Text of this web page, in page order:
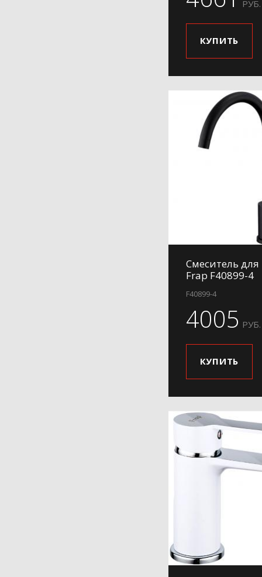
РУБ.
КУПИТЬ
Смеситель для
Frap F40899-4
F40899-4
4005 РУБ.
КУПИТЬ